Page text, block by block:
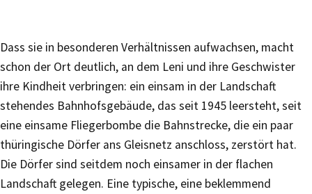
Dass sie in besonderen Verhältnissen aufwachsen, macht
schon der Ort deutlich, an dem Leni und ihre Geschwister
ihre Kindheit verbringen: ein einsam in der Landschaft
stehendes Bahnhofsgebäude, das seit 1945 leersteht, seit
eine einsame Fliegerbombe die Bahnstrecke, die ein paar
thüringische Dörfer ans Gleisnetz anschloss, zerstört hat.
Die Dörfer sind seitdem noch einsamer in der flachen
Landschaft gelegen. Eine typische, eine beklemmend